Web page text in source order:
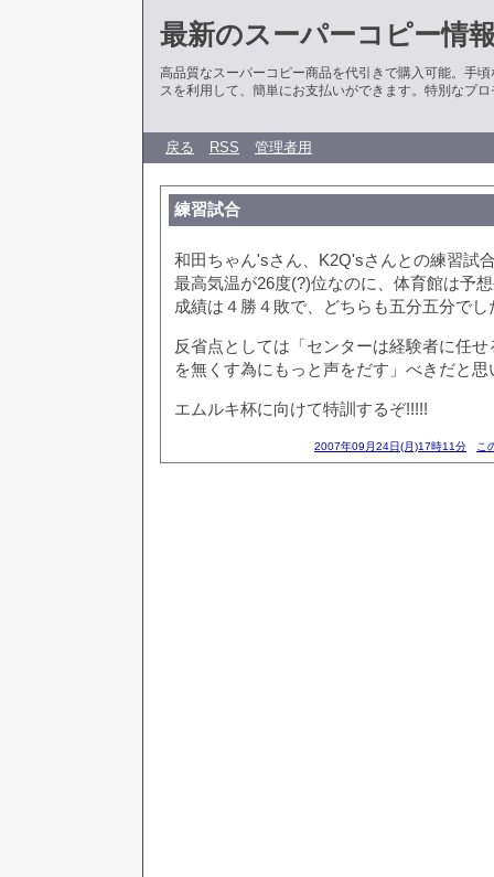
最新のスーパーコピー情
高品質なスーパーコピー商品を代引きで購入可能。手
スを利用して、簡単にお支払いができます。特別なプ
戻る RSS 管理者用
練習試合
和田ちゃん'sさん、K2Q'sさんとの練習試
最高気温が26度(?)位なのに、体育館は予
成績は４勝４敗で、どちらも五分五分でし
反省点としては「センターは経験者に任
を無くす為にもっと声をだす」べきだと思
エムルキ杯に向けて特訓するぞ!!!!!
2007年09月24日(月)17時11分 こ